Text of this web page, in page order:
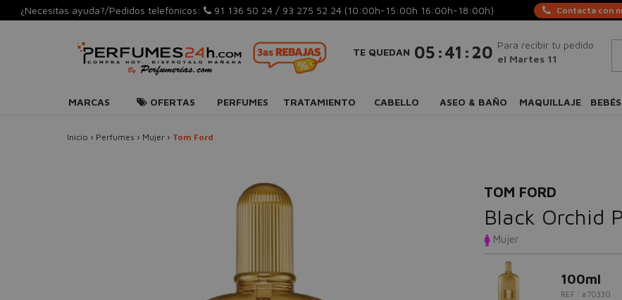
¿Necesitas ayuda?/Pedidos telefónicos: 91 136 50 24 / 93 275 52 24 (10:00h-15:00h 16:00h-18:00h) Contacta con
TE QUEDAN 05 :41 : 19 Para recibir tu pedido
el Martes 11
MARCAS OFERTAS PERFUMES TRATAMIENTO CABELLO ASEO & BAÑO MAQUILLAJE
Inicio › Perfumes › Mujer › Tom Ford
TOM FORD
Black Orchid
Mujer
100ml
REF.: #70330